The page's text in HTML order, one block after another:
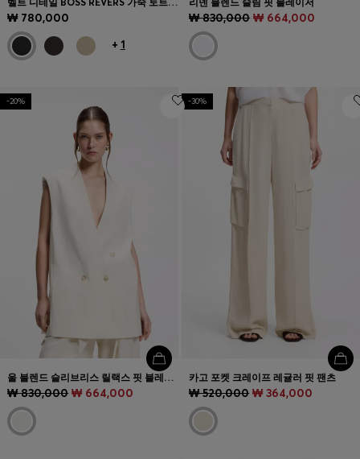
₩ 780,000
+ 1
₩ 830,000 ₩ 664,000
-20%
울 블렌드 슬리브리스 릴랙스 핏 블레이저
₩ 830,000 ₩ 664,000
-30%
카고 포켓 크레이프 레귤러 핏 팬츠
₩ 520,000 ₩ 364,000